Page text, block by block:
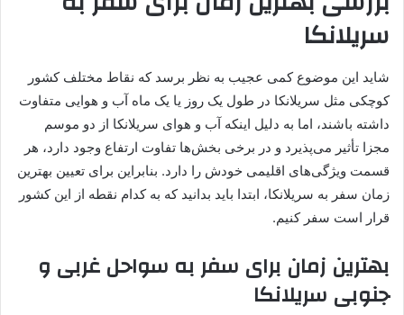
سریلانکا
شاید این موضوع کمی عجیب به نظر برسد که نقاط مختلف کشور
کوچکی مثل سریلانکا در طول یک روز یا یک ماه آب و هوایی متفاوت
داشته باشند، اما به دلیل اینکه آب و هوای سریلانکا از دو موسم
مجزا تأثیر می‌پذیرد و در برخی بخش‌ها تفاوت ارتفاع وجود دارد، هر
قسمت ویژگی‌های اقلیمی خودش را دارد. بنابراین برای تعیین بهترین
زمان سفر به سریلانکا، ابتدا باید بدانید که به کدام نقطه از این کشور
قرار است سفر کنیم.
بهترین زمان برای سفر به سواحل غربی و
جنوبی سریلانکا